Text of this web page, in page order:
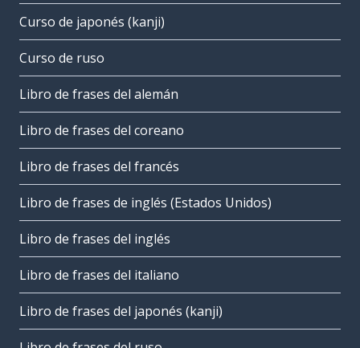
Curso de japonés (kanji)
Curso de ruso
Libro de frases del alemán
Libro de frases del coreano
Libro de frases del francés
Libro de frases de inglés (Estados Unidos)
Libro de frases del inglés
Libro de frases del italiano
Libro de frases del japonés (kanji)